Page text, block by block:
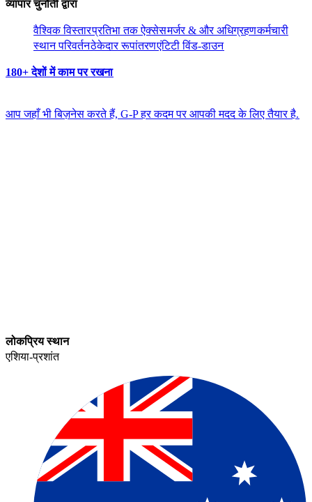
व्यापार चुनौती द्वारा​​
वैश्विक विस्तार​​प्रतिभा तक ऐक्सेस​​मर्जर & और अधिग्रहण​​कर्मचारी
स्थान परिवर्तन​​ठेकेदार रूपांतरण​​एंटिटी विंड-डाउन​​
180+ देशों में काम पर रखना​​
आप जहाँ भी बिज़नेस करते हैं, G-P हर कदम पर आपकी मदद के लिए तैयार है.​​
लोकप्रिय स्थान​​
एशिया-प्रशांत​​